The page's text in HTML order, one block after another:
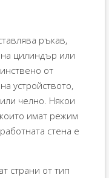
ръкав,
цилиндър или
от
устройството,
челно. Някои
имат режим
стена е
страни от тип